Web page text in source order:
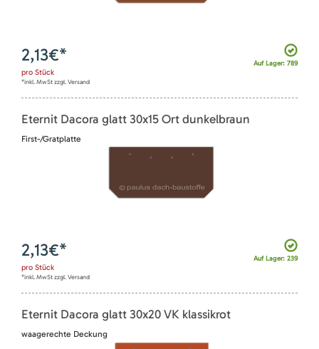
Auf Lager: 789
2,13€*
pro Stück
*inkl. MwSt zzgl. Versand
Eternit Dacora glatt 30x15 Ort dunkelbraun
First-/Gratplatte
Auf Lager: 239
2,13€*
pro Stück
*inkl. MwSt zzgl. Versand
Eternit Dacora glatt 30x20 VK klassikrot
waagerechte Deckung